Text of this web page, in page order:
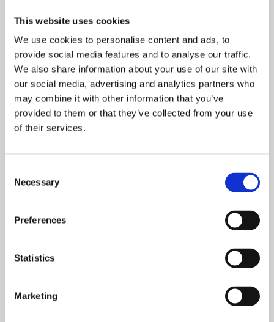
This website uses cookies
We use cookies to personalise content and ads, to
provide social media features and to analyse our traffic.
We also share information about your use of our site with
our social media, advertising and analytics partners who
may combine it with other information that you’ve
provided to them or that they’ve collected from your use
of their services.
Selection
Necessary
Preferences
Statistics
Marketing
coronavirus*.
*Testé indépendamment contre le
coronavirus félin, un virus de substitution
pour le coronavirus.
Le désinfectant à base d’alcool contient
72 % d’alcool et est prouvé pour tuer
99,999 % des bactéries Pseudomonas
virus enveloppés, y compris le
d’exposition.
coronavirus félin, un virus de substitution
Idéal pour une utilisation dans les zones